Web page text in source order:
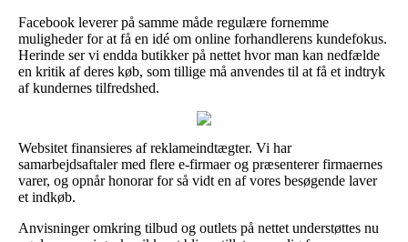
Facebook leverer på samme måde regulære fornemme
muligheder for at få en idé om online forhandlerens kundefokus.
Herinde ser vi endda butikker på nettet hvor man kan nedfælde
en kritik af deres køb, som tillige må anvendes til at få et indtryk
af kundernes tilfredshed.
Websitet finansieres af reklameindtægter. Vi har
samarbejdsaftaler med flere e-firmaer og præsenterer firmaernes
varer, og opnår honorar for så vidt en af vores besøgende laver
et indkøb.
Anvisninger omkring tilbud og outlets på nettet understøttes nu